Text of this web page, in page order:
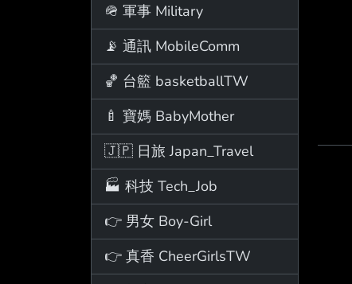
🪖 軍事 Military
📡 通訊 MobileComm
🏀 台籃 basketballTW
🍼 寶媽 BabyMother
🇯🇵 日旅 Japan_Travel
🏭 科技 Tech_Job
👉 男女 Boy-Girl
👉 真香 CheerGirlsTW